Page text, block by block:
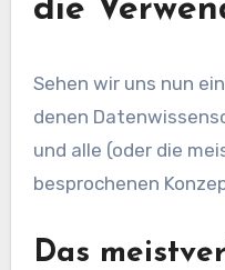
die
Sehen wir uns nun
denen
und alle (oder die
besprochenen
Das